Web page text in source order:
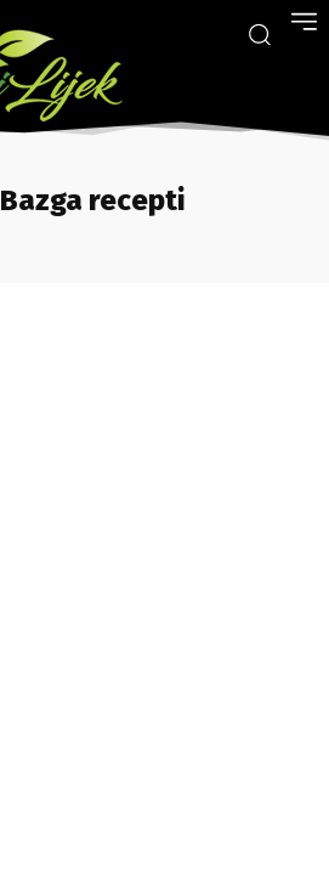
Bazga recepti